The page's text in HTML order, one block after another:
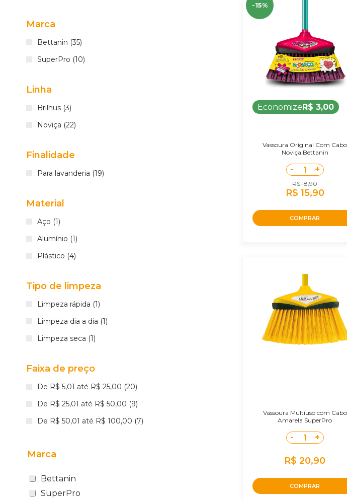
Marca
Bettanin (35)
SuperPro (10)
Linha
Brilhus (3)
Noviça (22)
Finalidade
Para lavanderia (19)
Material
Aço (1)
Alumínio (1)
Plástico (4)
Tipo de limpeza
Limpeza rápida (1)
Limpeza dia a dia (1)
Limpeza seca (1)
Faixa de preço
De R$ 5,01 até R$ 25,00 (20)
De R$ 25,01 até R$ 50,00 (9)
De R$ 50,01 até R$ 100,00 (7)
Marca
Bettanin
SuperPro
-15%
EconomizeR$ 3,00
Vassoura Original Com Cabo
Noviça Bettanin
- 1 +
R$ 18,90
R$ 15,90
COMPRAR
Vassoura Multiuso com Cabo
Amarela SuperPro
- 1 +
R$ 20,90
COMPRAR